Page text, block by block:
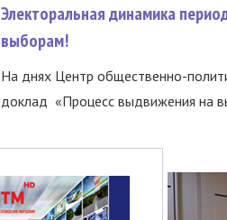
Электоральная динамика
выборам!
На днях Центр общественно-
доклад «Процесс выдвижения на